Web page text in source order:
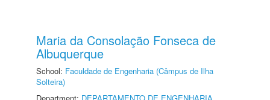
Maria da Consolação Fonseca de
Albuquerque
School: Faculdade de Engenharia (Câmpus de Ilha
Solteira)